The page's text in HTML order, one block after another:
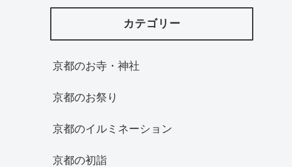
カテゴリー
京都のお寺・神社
京都のお祭り
京都のイルミネーション
京都の初詣